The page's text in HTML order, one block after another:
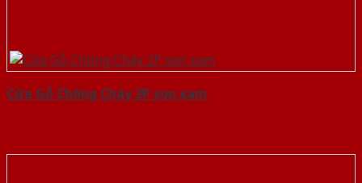
Cửa Gỗ Chống Cháy 2P son xam